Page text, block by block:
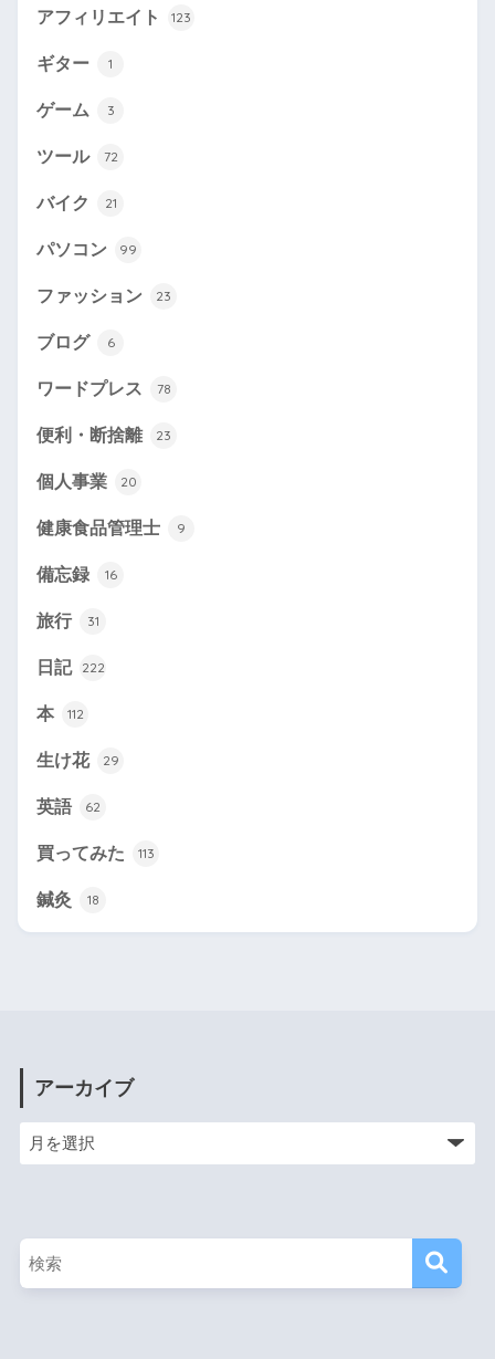
アフィリエイト 123
ギター 1
ゲーム 3
ツール 72
バイク 21
パソコン 99
ファッション 23
ブログ 6
ワードプレス 78
便利・断捨離 23
個人事業 20
健康食品管理士 9
備忘録 16
旅行 31
日記 222
本 112
生け花 29
英語 62
買ってみた 113
鍼灸 18
アーカイブ